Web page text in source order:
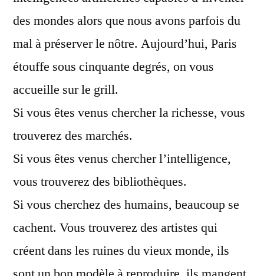
des mondes alors que nous avons parfois du
mal à préserver le nôtre. Aujourd’hui, Paris
étouffe sous cinquante degrés, on vous
accueille sur le grill.
Si vous êtes venus chercher la richesse, vous
trouverez des marchés.
Si vous êtes venus chercher l’intelligence,
vous trouverez des bibliothèques.
Si vous cherchez des humains, beaucoup se
cachent. Vous trouverez des artistes qui
créent dans les ruines du vieux monde, ils